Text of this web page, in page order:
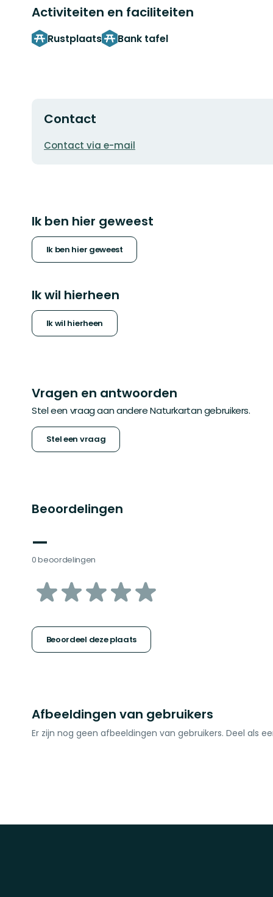
Activiteiten en faciliteiten
Rustplaats Bank tafel
Contact
E-
Contact via e-mail
Ik ben hier geweest
Ik ben hier geweest
Ik wil hierheen
Ik wil hierheen
Vragen en antwoorden
Stel een vraag aan andere Naturkartan gebruikers.
Stel een vraag
Beoordelingen
—
0 beoordelingen
van
sterren
Beoordeel deze plaats
Afbeeldingen van gebruikers
Er zijn nog geen afbeeldingen van gebruikers. Deel als